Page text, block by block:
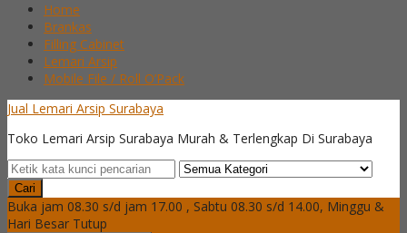
Home
Brankas
Filling Cabinet
Lemari Arsip
Mobile File / Roll O’Pack
Jual Lemari Arsip Surabaya
Toko Lemari Arsip Surabaya Murah & Terlengkap Di Surabaya
Cari
Buka jam 08.30 s/d jam 17.00 , Sabtu 08.30 s/d 14.00, Minggu &
Hari Besar Tutup